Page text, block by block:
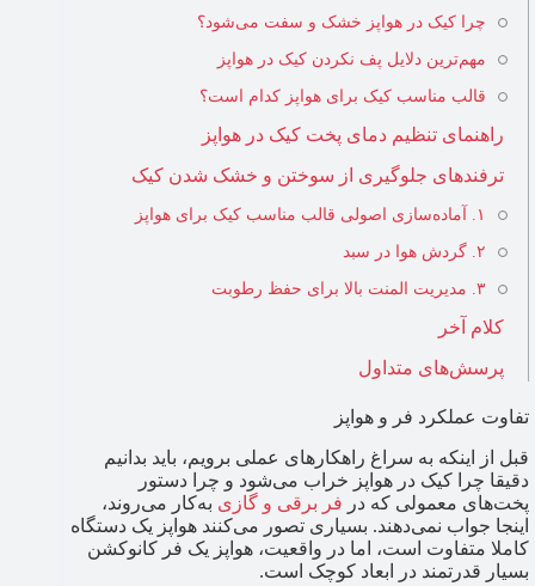
چرا کیک در هواپز خشک و سفت می‌شود؟
مهم‌ترین دلایل پف نکردن کیک در هواپز
قالب مناسب کیک برای هواپز کدام است؟
راهنمای تنظیم دمای پخت کیک در هواپز
ترفندهای جلوگیری از سوختن و خشک شدن کیک
۱. آماده‌سازی اصولی قالب مناسب کیک برای هواپز
۲. گردش هوا در سبد
۳. مدیریت المنت بالا برای حفظ رطوبت
کلام آخر
پرسش‌های متداول
تفاوت عملکرد فر و هواپز
قبل از اینکه به سراغ راهکارهای عملی برویم، باید بدانیم
دقیقا چرا کیک در هواپز خراب می‌شود و چرا دستور
پخت‌های معمولی که در فر برقی و گازی به‌کار می‌روند،
اینجا جواب نمی‌دهند. بسیاری تصور می‌کنند هواپز یک دستگاه
کاملا متفاوت است، اما در واقعیت، هواپز یک فر کانوکشن
بسیار قدرتمند در ابعاد کوچک است.